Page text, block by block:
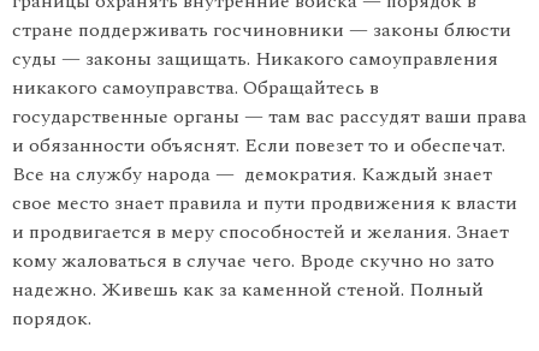
стране поддерживать госчиновники — законы блюсти
суды — законы защищать. Никакого самоуправления
никакого самоуправства. Обращайтесь в
государственные органы — там вас рассудят ваши права
и обязанности объяснят. Если повезет то и обеспечат.
Все на службу народа — демократия. Каждый знает
свое место знает правила и пути продвижения к власти
и продвигается в меру способностей и желания. Знает
кому жаловаться в случае чего. Вроде скучно но зато
надежно. Живешь как за каменной стеной. Полный
порядок.